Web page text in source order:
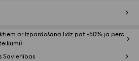
ar Izpārdošana līdz pat -50% ja pērc
Savienības